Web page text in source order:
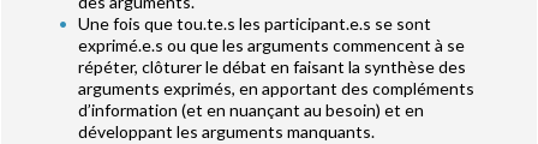
Une fois que tou.te.s les participant.e.s se sont
exprimé.e.s ou que les arguments commencent à se
répéter, clôturer le débat en faisant la synthèse des
arguments exprimés, en apportant des compléments
d’information (et en nuançant au besoin) et en
développant les arguments manquants.